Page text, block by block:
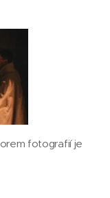
fotografií je